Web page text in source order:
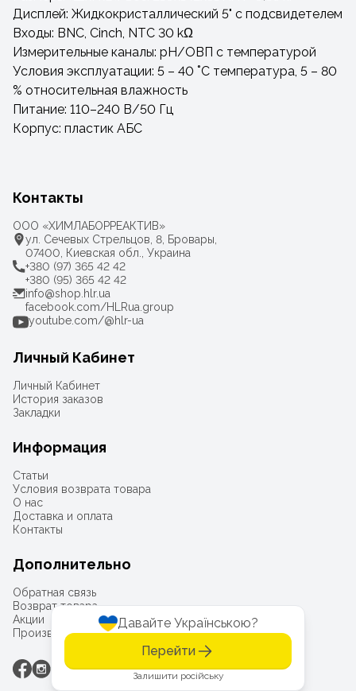
Давайте Українською?
Перейти
Залишити російську
Дисплей: Жидкокристаллический 5" с подсвидетелем
Входы: BNC, Cinch, NTC 30 kΩ
Измерительные каналы: pH/ОВП с температурой
Условия эксплуатации: 5 – 40 ˚C температура, 5 – 80
% относительная влажность
Питание: 110–240 В/50 Гц
Корпус: пластик АБС
Контакты
ООО «ХИМЛАБОРРЕАКТИВ»
ул. Сечевых Стрельцов, 8, Бровары,
07400, Киевская обл., Украина
+380 (97) 365 42 42
+380 (95) 365 42 42
info@shop.hlr.ua
facebook.com/HLRua.group
youtube.com/@hlr-ua
Личный Кабинет
Личный Кабинет
История заказов
Закладки
Информация
Статьи
Условия возврата товара
О нас
Доставка и оплата
Контакты
Дополнительно
Обратная связь
Возврат товара
Акции
Производители